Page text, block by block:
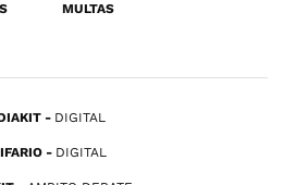
MULTAS
DIGITAL
DIGITAL